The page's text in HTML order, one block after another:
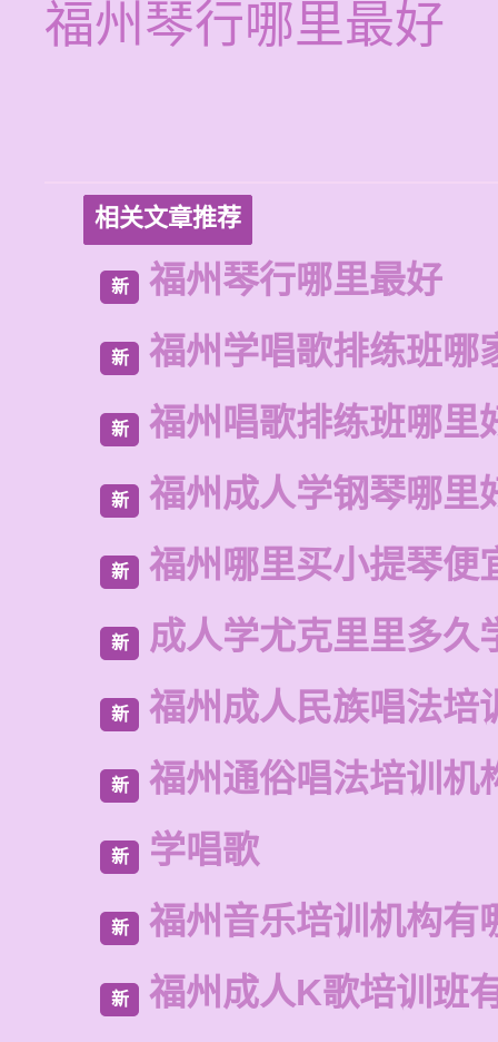
福州琴行哪里最好
相关文章推荐
新 福州琴行哪里最好
新 福州学唱歌排练班哪
新 福州唱歌排练班哪里
新 福州成人学钢琴哪里
新 福州哪里买小提琴便
新 成人学尤克里里多久
新 福州成人民族唱法培
新 福州通俗唱法培训机
新 学唱歌
新 福州音乐培训机构有
新 福州成人K歌培训班